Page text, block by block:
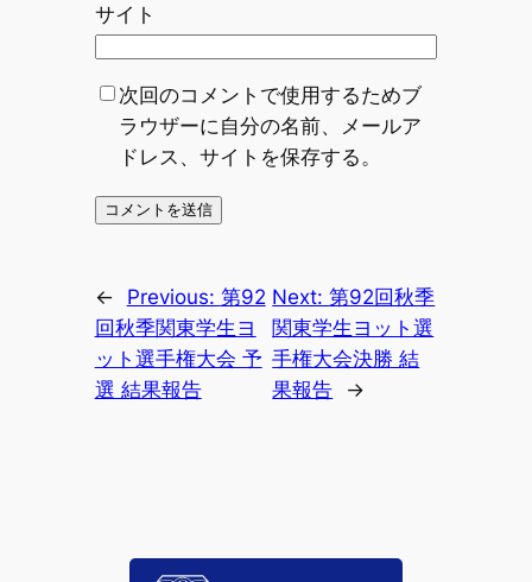
サイト
次回のコメントで使用するためブ
ラウザーに自分の名前、メールア
ドレス、サイトを保存する。
← Previous: 第92
回秋季関東学生ヨ
ット選手権大会 予
選 結果報告
Next:第92回秋季
関東学生ヨット選
手権大会決勝 結
果報告
→